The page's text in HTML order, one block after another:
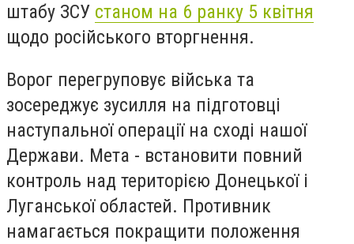
штабу ЗСУ станом на 6 ранку 5 квітня
щодо російського вторгнення.
Ворог перегруповує війська та
зосереджує зусилля на підготовці
наступальної операції на сході нашої
Держави. Мета - встановити повний
контроль над територією Донецької і
Луганської областей. Противник
намагається покращити положення